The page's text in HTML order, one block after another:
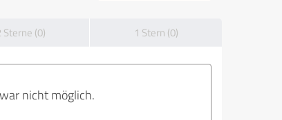
Sterne (0) 1 Stern (0)
nicht möglich.